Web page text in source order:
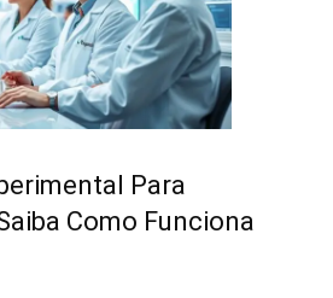
Para
Como Funciona